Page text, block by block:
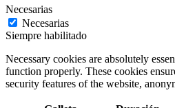
Necesarias
Necesarias
Siempre habilitado
Necessary cookies are absolutely
function properly. These cookies
security features of the website,